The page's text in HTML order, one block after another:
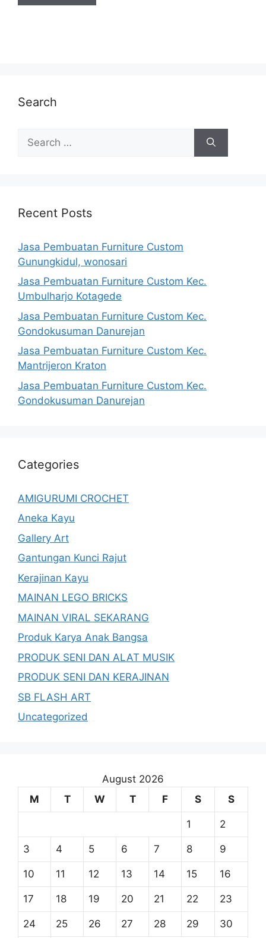
Search
for:
Recent Posts
Jasa Pembuatan Furniture Custom
Gunungkidul, wonosari
Jasa Pembuatan Furniture Custom Kec.
Umbulharjo Kotagede
Jasa Pembuatan Furniture Custom Kec.
Gondokusuman Danurejan
Jasa Pembuatan Furniture Custom Kec.
Mantrijeron Kraton
Jasa Pembuatan Furniture Custom Kec.
Gondokusuman Danurejan
Categories
AMIGURUMI CROCHET
Aneka Kayu
Gallery Art
Gantungan Kunci Rajut
Kerajinan Kayu
MAINAN LEGO BRICKS
MAINAN VIRAL SEKARANG
Produk Karya Anak Bangsa
PRODUK SENI DAN ALAT MUSIK
PRODUK SENI DAN KERAJINAN
SB FLASH ART
Uncategorized
August 2026
M
T W T F S S
1 2
3 4 5 6 7 8 9
10 11 12 13 14 15 16
17 18 19 20 21 22 23
24 25 26 27 28 29 30